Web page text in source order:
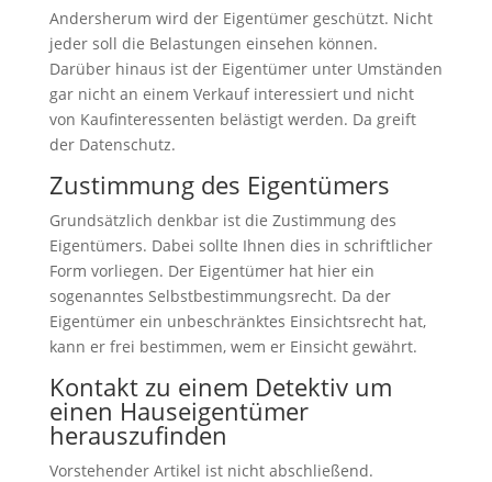
Andersherum wird der Eigentümer geschützt. Nicht
jeder soll die Belastungen einsehen können.
Darüber hinaus ist der Eigentümer unter Umständen
gar nicht an einem Verkauf interessiert und nicht
von Kaufinteressenten belästigt werden. Da greift
der Datenschutz.
Zustimmung des Eigentümers
Grundsätzlich denkbar ist die Zustimmung des
Eigentümers. Dabei sollte Ihnen dies in schriftlicher
Form vorliegen. Der Eigentümer hat hier ein
sogenanntes Selbstbestimmungsrecht. Da der
Eigentümer ein unbeschränktes Einsichtsrecht hat,
kann er frei bestimmen, wem er Einsicht gewährt.
Kontakt zu einem Detektiv um
einen Hauseigentümer
herauszufinden
Vorstehender Artikel ist nicht abschließend.